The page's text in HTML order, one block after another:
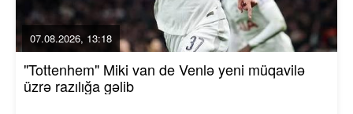
07.08.2026, 13:18
"Tottenhem" Miki van de Venlə yeni müqavilə
üzrə razılığa gəlib